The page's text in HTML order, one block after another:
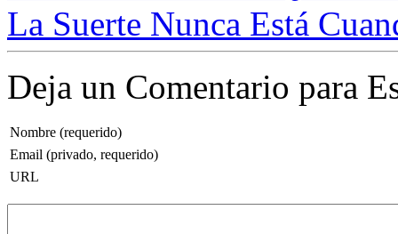
La Suerte Nunca Está
Deja un Comentario para
Nombre (requerido)
Email (privado, requerido)
URL